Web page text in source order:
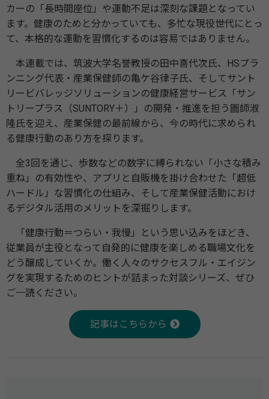
カーの「長時間座位」や運動不足は深刻な課題となってい
ます。健康のためと分かっていても、多忙な現役世代にとっ
て、本格的な運動を習慣化するのは容易ではありません。
本連載では、筑波大学名誉教授の田中喜代次氏、HSプラ
ンニング代表・産業保健師の亀ケ谷律子氏、そしてサント
リービバレッジソリューションの健康経営サービス「サン
トリープラス（SUNTORY＋）」の開発・推進を担う圖師淑
隆氏を迎え、産業保健の最前線から、今の時代に求められ
る健康行動のあり方を探ります。
全3回を通じ、歩数などの数字に縛られない「小さな積み
重ね」の有効性や、アプリと自販機を掛け合わせた「超低
ハードル」な習慣化の仕組み、そして産業保健活動におけ
るデジタル活用のメリットを深掘りします。
「健康行動＝つらい・我慢」という思い込みをほどき、
従業員が主役となって自発的に健康を楽しめる職場文化を
どう醸成していくか。働く人々のサクセスフル・エイジン
グを実現するためのヒントが詰まった対談シリーズ、ぜひ
ご一読ください。
記事はこちらから